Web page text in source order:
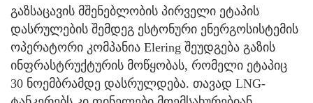
გაზსაცავის მშენებლობის პირველი ეტაპის
დასრულების შემდეგ ესტონური ენერგოსისტემის
ოპერატორი კომპანია Elering შეუდგება გაზის
ინფრასტრუქტურის მოწყობას, რომელი ეტაპიც
30 ნოემბრამდე დასრულდება. თავად LNG-